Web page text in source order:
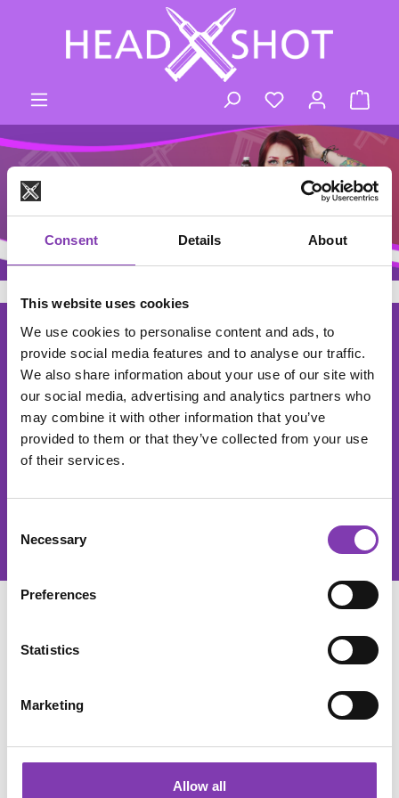
Consent Details About
This website uses cookies
We use cookies to personalise content and ads, to
provide social media features and to analyse our traffic.
We also share information about your use of our site with
our social media, advertising and analytics partners who
may combine it with other information that you’ve
provided to them or that they’ve collected from your use
of their services.
Selection
Necessary
Preferences
Statistics
Marketing
Allow all
Zum Hauptinhalt springen
Du hast 0
footer.general.newsletter
DER HEADSHOT NEWSLETTER
Abonniere den kostenlosen Newsletter und verpasse keine
Neuigkeiten oder Aktionen mehr.
Deine E-Mail Adresse eingeben
Diese Seite ist durch reCAPTCHA geschützt und es gelten die
Datenschutz
zur Kenntnis genommen und
dieAGBgelesen und bin mit ihnen einverstanden.